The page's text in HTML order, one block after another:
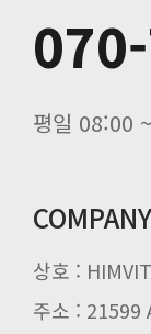
평일 08:00
상호 :
주소 : 21599